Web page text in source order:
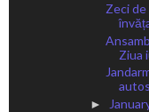
Zeci
Ziua
►